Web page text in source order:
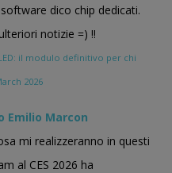
dico chip dedicati.
notizie =) !!
il modulo definitivo per chi
2026
Emilio Marcon
mi realizzeranno in questi
al CES 2026 ha